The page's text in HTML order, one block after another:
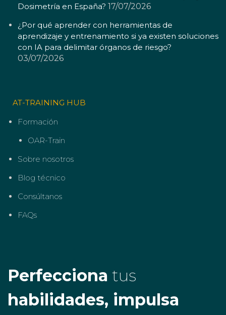
Dosimetría en España? 17/07/2026
¿Por qué aprender con herramientas de
aprendizaje y entrenamiento si ya existen soluciones
con IA para delimitar órganos de riesgo?
03/07/2026
AT-TRAINING HUB
Formación
OAR-Train
Sobre nosotros
Blog técnico
Consúltanos
FAQs
Perfecciona tus
habilidades, impulsa